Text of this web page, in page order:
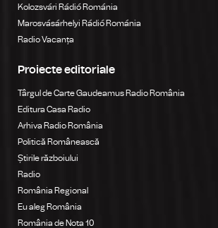
Kolozsvári Rádió Románia
Marosvásárhelyi Rádió Románia
Radio Vacanța
Proiecte editoriale
Târgul de Carte Gaudeamus Radio România
Editura Casa Radio
Arhiva Radio România
Politică Românească
Știrile războiului
Radio
România Regional
Eu aleg România
România de Nota 10